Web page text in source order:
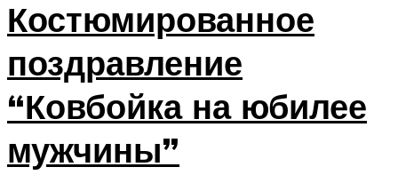
Костюмированное
поздравление
“Ковбойка на юбилее
мужчины”